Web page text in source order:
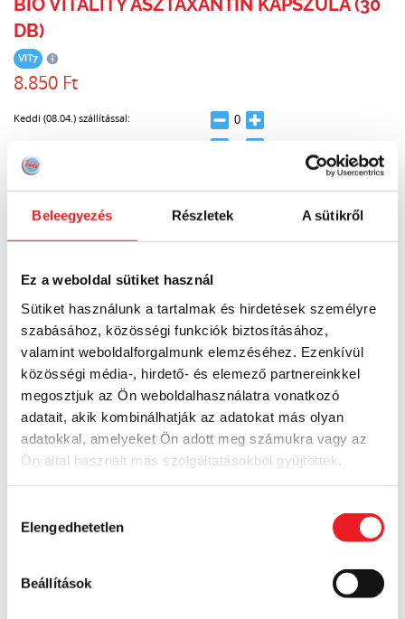
Beleegyezés Részletek A sütikről
Ez a weboldal sütiket használ
Sütiket használunk a tartalmak és hirdetések személyre
szabásához, közösségi funkciók biztosításához,
valamint weboldalforgalmunk elemzéséhez. Ezenkívül
közösségi média-, hirdető- és elemező partnereinkkel
megosztjuk az Ön weboldalhasználatra vonatkozó
adatait, akik kombinálhatják az adatokat más olyan
adatokkal, amelyeket Ön adott meg számukra vagy az
Ön által használt más szolgáltatásokból gyűjtöttek.
kiválasztása
Elengedhetetlen
Beállítások
BIO VITALITY ASZTAXANTIN KAPSZULA (30
DB)
VIT7
8.850 Ft
Keddi (08.04.) szállítással:
BIO VITALITY PROBIOTIKUM KAPSZULA (30
VIT8
Keddi (08.04.) szállítással: